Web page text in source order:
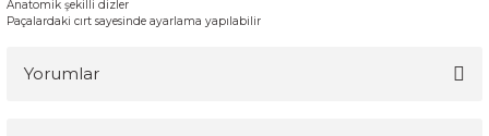
Anatomik şekilli dizler
Paçalardaki cırt sayesinde ayarlama yapılabilir
Yorumlar